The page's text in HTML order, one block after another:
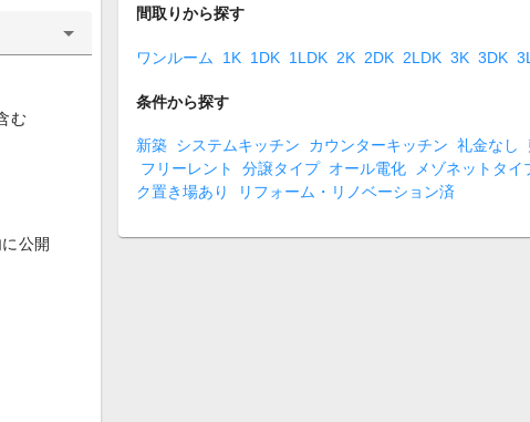
む
公開
間取りから探す
ワンルーム 1K 1DK 1LDK 2K 2DK 2LDK 3K 3DK
条件から探す
新築 システムキッチン カウンターキッチン 礼金なし
フリーレント
分譲タイプ オール電化 メゾネットタイ
ク置き場あり
リフォーム・リノベーション済